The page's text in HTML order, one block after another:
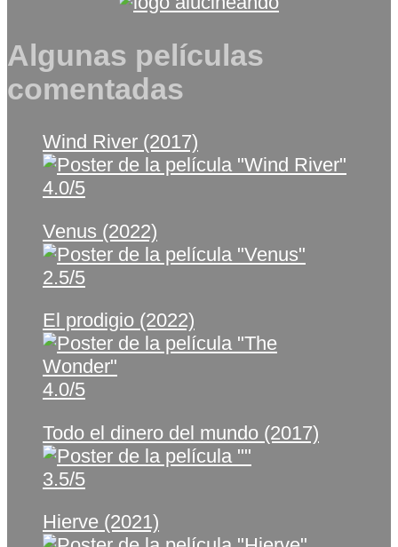
Algunas películas
comentadas
Wind River (2017)
4.0/5
Venus (2022)
2.5/5
El prodigio (2022)
4.0/5
Todo el dinero del mundo (2017)
3.5/5
Hierve (2021)